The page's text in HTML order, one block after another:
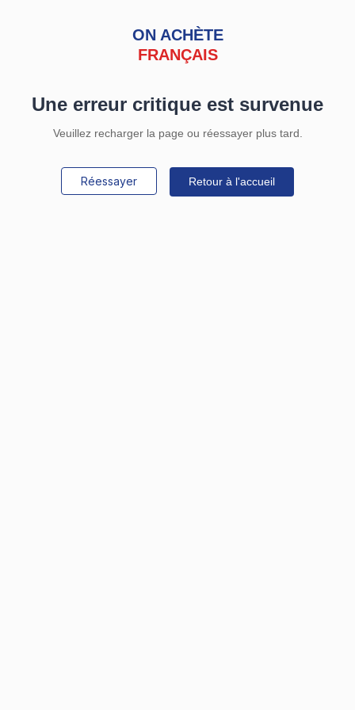
ON ACHÈTE
FRANÇAIS
Une erreur critique est survenue
Veuillez recharger la page ou réessayer plus tard.
Réessayer Retour à l'accueil